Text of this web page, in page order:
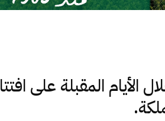
الأيام المقبلة على